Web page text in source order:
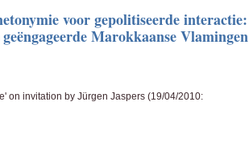
voor gepolitiseerde interactie:
Marokkaanse Vlamingen
on invitation by Jürgen Jaspers (19/04/2010: